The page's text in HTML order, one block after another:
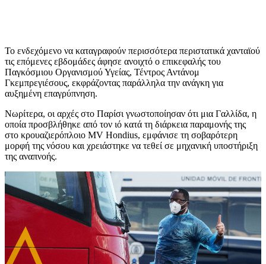
Το ενδεχόμενο να καταγραφούν περισσότερα περιστατικά χανταϊού
τις επόμενες εβδομάδες άφησε ανοιχτό ο επικεφαλής του
Παγκόσμιου Οργανισμού Υγείας, Τέντρος Αντάνομ
Γκεμπρεγιέσους, εκφράζοντας παράλληλα την ανάγκη για
αυξημένη επαγρύπνηση.
Νωρίτερα, οι αρχές στο Παρίσι γνωστοποίησαν ότι μια Γαλλίδα, η
οποία προσβλήθηκε από τον ιό κατά τη διάρκεια παραμονής της
στο κρουαζιερόπλοιο MV Hondius, εμφάνισε τη σοβαρότερη
μορφή της νόσου και χρειάστηκε να τεθεί σε μηχανική υποστήριξη
της αναπνοής.